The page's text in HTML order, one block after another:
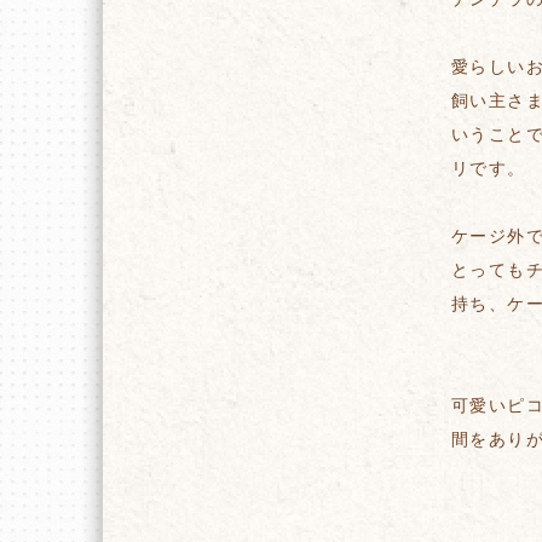
愛らしい
飼い主さ
いうこと
リです。
ケージ外
とっても
持ち、ケ
可愛いピ
間をあり